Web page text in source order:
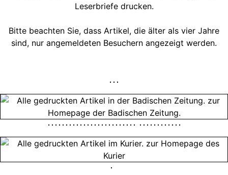
Leserbriefe drucken.
Bitte beachten Sie, dass Artikel, die älter als vier Jahre
sind, nur angemeldeten Besuchern angezeigt werden.